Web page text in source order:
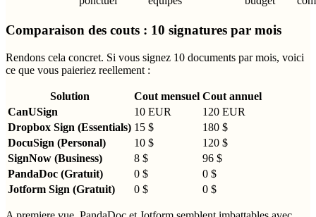
Comparaison des couts : 10 signatures par mois
Rendons cela concret. Si vous signez 10 documents par mois, voici
ce que vous paieriez reellement :
Solution Cout mensuel Cout annuel
CanUSign
10 EUR
120 EUR
Dropbox Sign (Essentials) 15 $
180 $
DocuSign (Personal)
10 $
120 $
SignNow (Business)
8 $
96 $
PandaDoc (Gratuit)
0 $
0 $
Jotform Sign (Gratuit)
0 $ 0 $